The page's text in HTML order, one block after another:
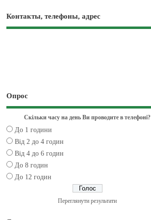
Контакты, телефоны, адрес
Опрос
Скільки часу на день Ви проводите в телефоні?
До 1 години
Від 2 до 4 годин
Від 4 до 6 годин
До 8 годин
До 12 годин
Переглянути результати